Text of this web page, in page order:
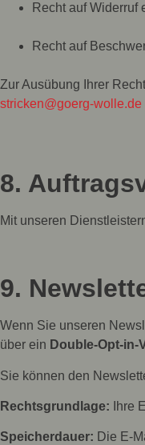
Recht auf Widerruf
Recht auf
Zur Ausübung Ihrer
stricken@goerg-wolle.de
8.
Mit unseren
9.
Wenn Sie unseren
über ein Double-Opt-in-
Sie können den
Rechtsgrundlage: Ihre
Speicherdauer: Die E-